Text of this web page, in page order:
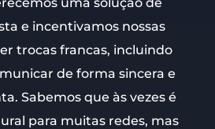
e incentivamos nossas
trocas francas, incluindo
de forma sincera e
Sabemos que às vezes é
para muitas redes, mas